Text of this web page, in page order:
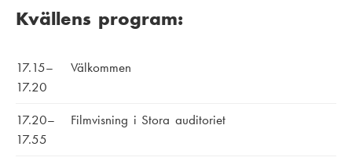
Kvällens program:
17.15–
17.20
Välkommen
17.20–
17.55
Filmvisning i Stora auditoriet